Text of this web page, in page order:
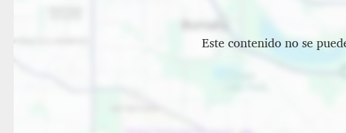
Este contenido no se